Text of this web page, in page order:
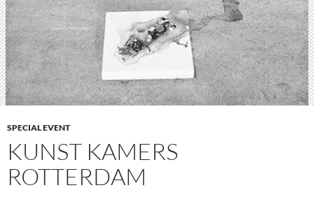
SPECIAL EVENT
KUNST KAMERS
ROTTERDAM